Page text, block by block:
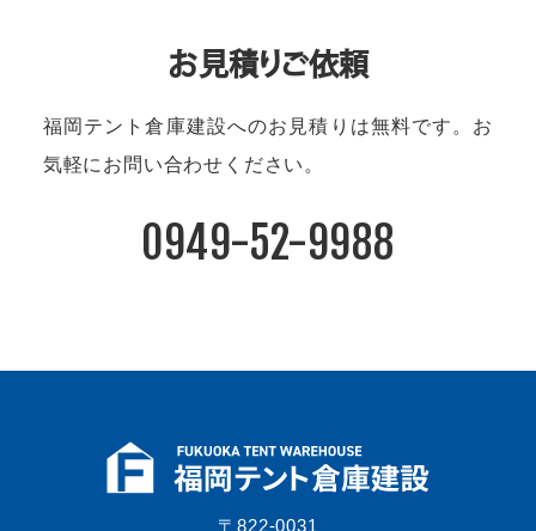
お見積りご依頼
福岡テント倉庫建設へのお見積りは無料です。 お
気軽にお問い合わせください。
0949-52-9988
〒822-0031